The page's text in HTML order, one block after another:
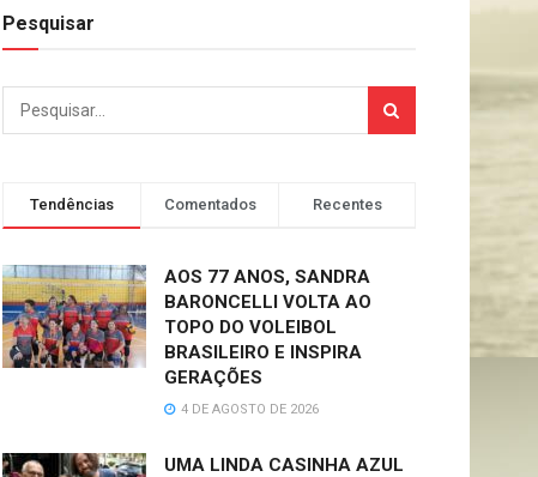
Pesquisar
Tendências Comentados Recentes
AOS 77 ANOS, SANDRA
BARONCELLI VOLTA AO
TOPO DO VOLEIBOL
BRASILEIRO E INSPIRA
GERAÇÕES
4 DE AGOSTO DE 2026
UMA LINDA CASINHA AZUL